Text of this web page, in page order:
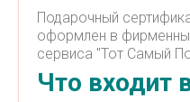
Подарочный
оформлен в
сервиса "Тот Самый
Что входит